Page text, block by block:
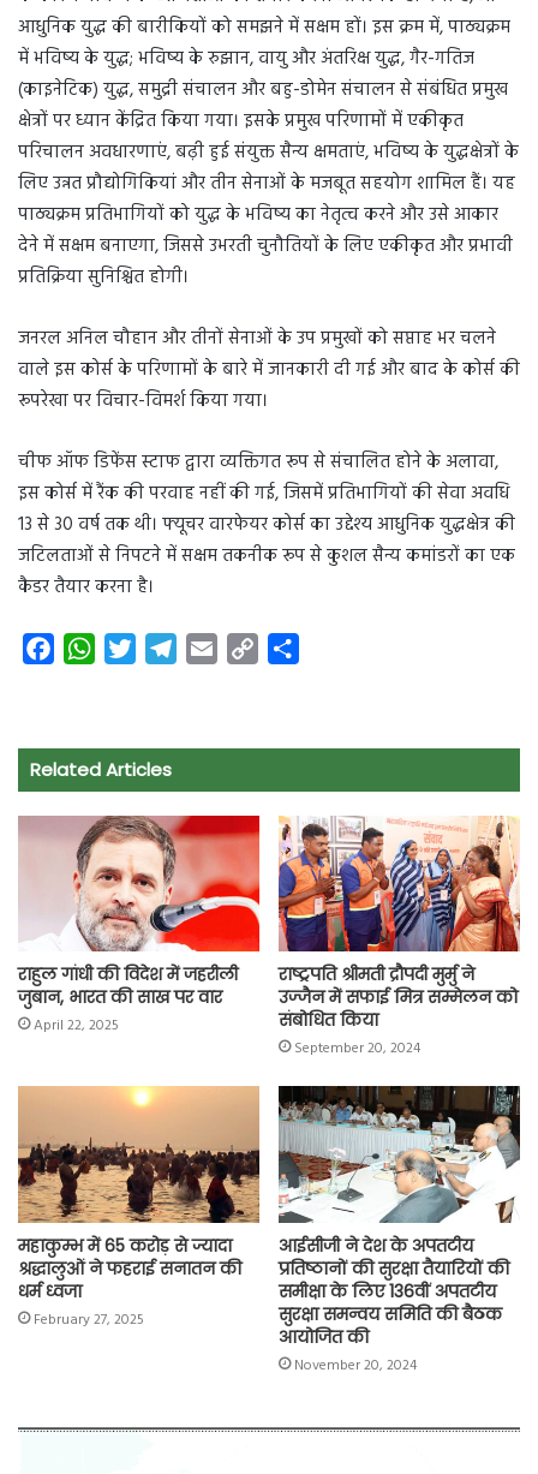
आधुनिक युद्ध की बारीकियों को समझने में सक्षम हों। इस क्रम में, पाठ्यक्रम
में भविष्य के युद्ध; भविष्य के रुझान, वायु और अंतरिक्ष युद्ध, गैर-गतिज
(काइनेटिक) युद्ध, समुद्री संचालन और बहु-डोमेन संचालन से संबंधित प्रमुख
क्षेत्रों पर ध्यान केंद्रित किया गया। इसके प्रमुख परिणामों में एकीकृत
परिचालन अवधारणाएं, बढ़ी हुई संयुक्त सैन्य क्षमताएं, भविष्य के युद्धक्षेत्रों के
लिए उन्नत प्रौद्योगिकियां और तीन सेनाओं के मजबूत सहयोग शामिल हैं। यह
पाठ्यक्रम प्रतिभागियों को युद्ध के भविष्य का नेतृत्व करने और उसे आकार
देने में सक्षम बनाएगा, जिससे उभरती चुनौतियों के लिए एकीकृत और प्रभावी
प्रतिक्रिया सुनिश्चित होगी।
जनरल अनिल चौहान और तीनों सेनाओं के उप प्रमुखों को सप्ताह भर चलने
वाले इस कोर्स के परिणामों के बारे में जानकारी दी गई और बाद के कोर्स की
रूपरेखा पर विचार-विमर्श किया गया।
चीफ ऑफ डिफेंस स्टाफ द्वारा व्यक्तिगत रूप से संचालित होने के अलावा,
इस कोर्स में रैंक की परवाह नहीं की गई, जिसमें प्रतिभागियों की सेवा अवधि
13 से 30 वर्ष तक थी। फ्यूचर वारफेयर कोर्स का उद्देश्य आधुनिक युद्धक्षेत्र की
जटिलताओं से निपटने में सक्षम तकनीक रूप से कुशल सैन्य कमांडरों का एक
कैडर तैयार करना है।
e
b
o
W
t
s
p
p
t
t
r
e
a
m
i
y
n
k
r
Related Articles
राहुल गांधी की विदेश में जहरीली
जुबान, भारत की साख पर वार
April 22, 2025
राष्ट्रपति श्रीमती द्रौपदी मुर्मु ने
उज्जैन में सफाई मित्र सम्मेलन को
संबोधित किया
September 20, 2024
महाकुम्भ में 65 करोड़ से ज्यादा
श्रद्धालुओं ने फहराई सनातन की
धर्म ध्वजा
February 27, 2025
आईसीजी ने देश के अपतटीय
प्रतिष्ठानों की सुरक्षा तैयारियों की
समीक्षा के लिए 136वीं अपतटीय
सुरक्षा समन्वय समिति की बैठक
आयोजित की
November 20, 2024